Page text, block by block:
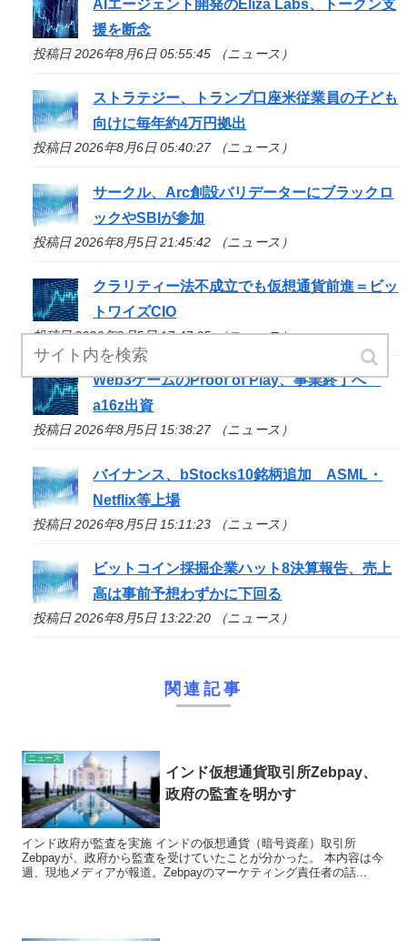
AIエージェント開発のEliza Labs、トークン支
援を断念
投稿日 2026年8月6日 05:55:45 （ニュース）
ストラテジー、トランプ口座米従業員の子ども
向けに毎年約4万円拠出
投稿日 2026年8月6日 05:40:27 （ニュース）
サークル、Arc創設バリデーターにブラックロ
ックやSBIが参加
投稿日 2026年8月5日 21:45:42 （ニュース）
クラリティー法不成立でも仮想通貨前進＝ビッ
トワイズCIO
投稿日 2026年8月5日 17:47:05 （ニュース）
Web3ゲームのProof of Play、事業終了へ
a16z出資
投稿日 2026年8月5日 15:38:27 （ニュース）
バイナンス、bStocks10銘柄追加 ASML・
Netflix等上場
投稿日 2026年8月5日 15:11:23 （ニュース）
ビットコイン採掘企業ハット8決算報告、売上
高は事前予想わずかに下回る
投稿日 2026年8月5日 13:22:20 （ニュース）
関連記事
ニュース
インド仮想通貨取引所Zebpay、
政府の監査を明かす
インド政府が監査を実施 インドの仮想通貨（暗号資産）取引所
Zebpayが、政府から監査を受けていたことが分かった。 本内容は今
週、現地メディアが報道。Zebpayのマーケティング責任者の話...